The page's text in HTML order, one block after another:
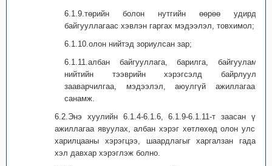
6.1.9.төрийн болон нутгийн өөрөө удирдах
байгууллагаас хэвлэн гаргах мэдээлэл, товхимол;
6.1.10.олон нийтэд зориулсан зар;
6.1.11.албан байгууллага, барилга, байгууламж,
нийтийн тээврийн хэрэгсэлд байрлуулах
зааварчилгаа, мэдээлэл, аюулгүй ажиллагааны
санамж.
6.2.Энэ хуулийн 6.1.4-6.1.6, 6.1.9-6.1.11-т заасан үйл
ажиллагаа явуулах, албан хэрэг хөтлөхөд олон улсын
харилцааны хэрэгцээ, шаардлагыг харгалзан гадаад
хэл давхар хэрэглэж болно.